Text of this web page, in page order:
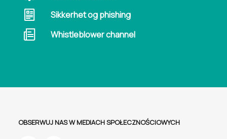
Sikkerhet og phishing
Whistleblower channel
OBSERWUJ NAS W MEDIACH SPOŁECZNOŚCIOWYCH